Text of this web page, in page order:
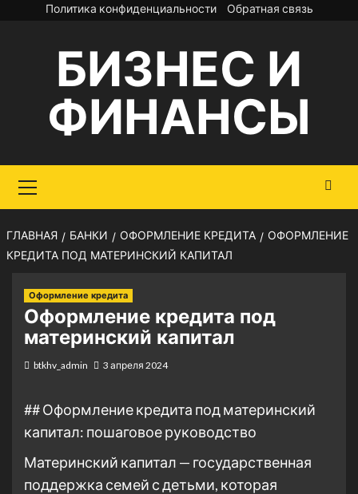
Перейти
содержимому
Политика конфиденциальности Обратная связь
БИЗНЕС И
ФИНАНСЫ
меню
ГЛАВНАЯ БАНКИ ОФОРМЛЕНИЕ КРЕДИТА
ОФОРМЛЕНИЕ
КРЕДИТА ПОД МАТЕРИНСКИЙ КАПИТАЛ
Оформление кредита
Оформление кредита под
материнский капитал
btkhv_admin 3 апреля 2024
## Оформление кредита под материнский
капитал: пошаговое руководство
Материнский капитал — государственная
поддержка семей с детьми, которая